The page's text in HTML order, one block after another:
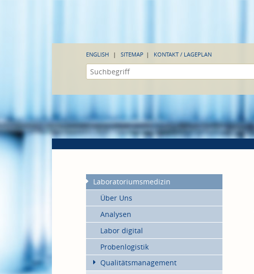
ENGLISH SITEMAP KONTAKT / LAGEPLAN
Laboratoriumsmedizin
Über Uns
Analysen
Labor digital
Probenlogistik
Qualitätsmanagement